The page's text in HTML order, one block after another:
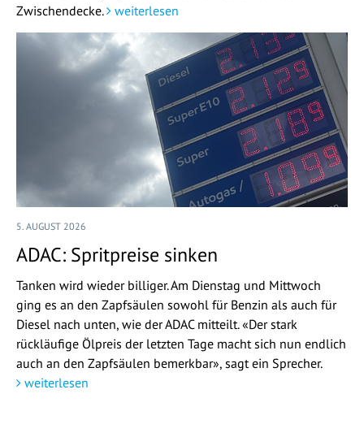
Zwischendecke.
weiterlesen
5. AUGUST 2026
ADAC: Spritpreise sinken
Tanken wird wieder billiger. Am Dienstag und Mittwoch
ging es an den Zapfsäulen sowohl für Benzin als auch für
Diesel nach unten, wie der ADAC mitteilt. «Der stark
rückläufige Ölpreis der letzten Tage macht sich nun endlich
auch an den Zapfsäulen bemerkbar», sagt ein Sprecher.
weiterlesen